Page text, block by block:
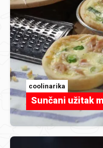
coolinarika
Sunčani užitak